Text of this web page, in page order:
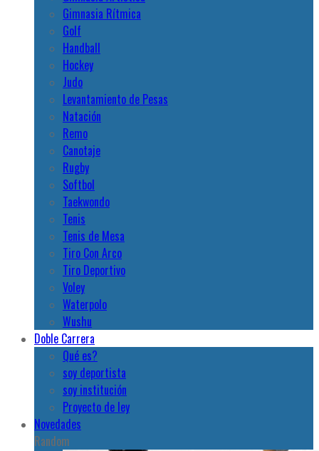
Gimnasia Rítmica
Golf
Handball
Hockey
Judo
Levantamiento de Pesas
Natación
Remo
Canotaje
Rugby
Softbol
Taekwondo
Tenis
Tenis de Mesa
Tiro Con Arco
Tiro Deportivo
Voley
Waterpolo
Wushu
Doble Carrera
Qué es?
soy deportista
soy institución
Proyecto de ley
Novedades
Random